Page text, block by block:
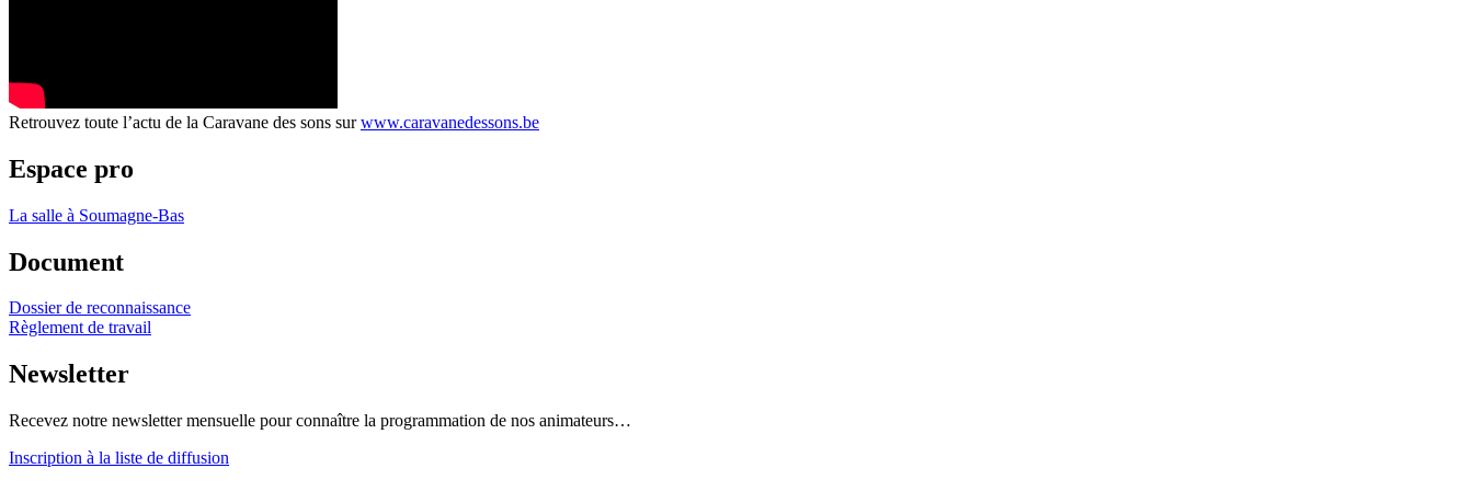
Retrouvez toute l’actu de la Caravane des sons surwww.caravanedessons.be
Espace pro
La salle à Soumagne-Bas
Document
Dossier de reconnaissance
Règlement de travail
Newsletter
Recevez notre newsletter mensuelle pour connaître la programmation de nos animateurs…
Inscription à la liste de diffusion